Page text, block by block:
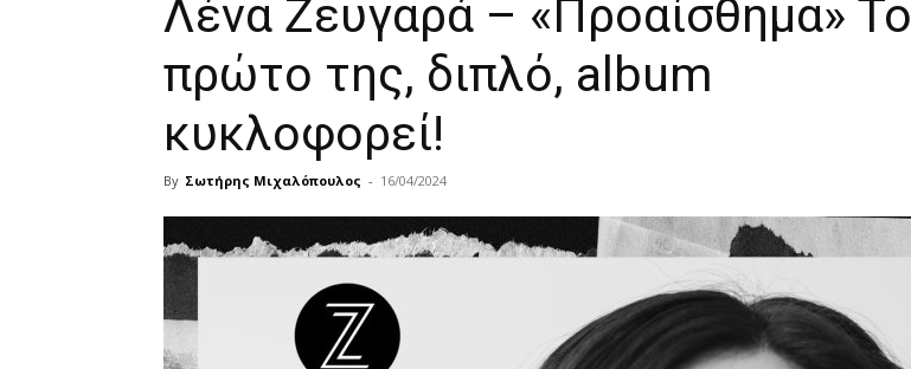
Λένα Ζευγαρά – «Προαίσθημα» Το
πρώτο της, διπλό, album
κυκλοφορεί!
By Σωτήρης Μιχαλόπουλος - 16/04/2024